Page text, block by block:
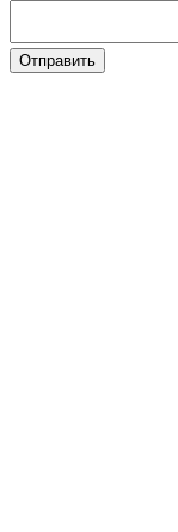
Отправить